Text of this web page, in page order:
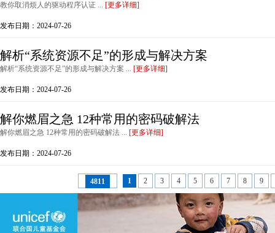
教你取消烦人的驱动程序认证 ... [更多详细]
发布日期：2024-07-26
解析“系统资源不足”的形成与解决方案
解析“系统资源不足”的形成与解决方案 ... [更多详细]
发布日期：2024-07-26
解你燃眉之急 12种常用的密码破解法
解你燃眉之急 12种常用的密码破解法 ... [更多详细]
发布日期：2024-07-26
4811 1 2 3 4 5 6 7 8 9